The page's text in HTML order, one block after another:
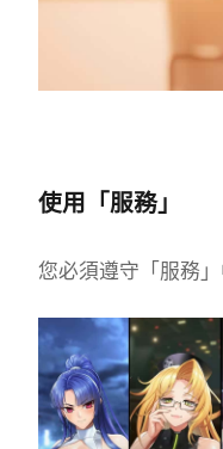
使用「服務」
您必須遵守「服務